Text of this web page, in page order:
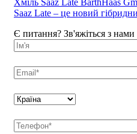
Хміль Saaz Late BarthHaas
Saaz Late – це новий
Є питання? Зв'яжіться з нами